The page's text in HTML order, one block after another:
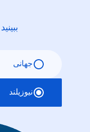
جهانی
نیوزیلند